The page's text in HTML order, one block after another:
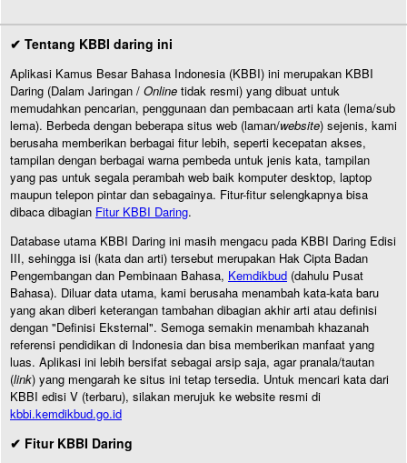
✔ Tentang KBBI daring ini
Aplikasi Kamus Besar Bahasa Indonesia (KBBI) ini merupakan KBBI
Daring (Dalam Jaringan / Online tidak resmi) yang dibuat untuk
memudahkan pencarian, penggunaan dan pembacaan arti kata (lema/sub
lema). Berbeda dengan beberapa situs web (laman/website) sejenis, kami
berusaha memberikan berbagai fitur lebih, seperti kecepatan akses,
tampilan dengan berbagai warna pembeda untuk jenis kata, tampilan
yang pas untuk segala perambah web baik komputer desktop, laptop
maupun telepon pintar dan sebagainya. Fitur-fitur selengkapnya bisa
dibaca dibagian Fitur KBBI Daring.
Database utama KBBI Daring ini masih mengacu pada KBBI Daring Edisi
III, sehingga isi (kata dan arti) tersebut merupakan Hak Cipta Badan
Pengembangan dan Pembinaan Bahasa, Kemdikbud (dahulu Pusat
Bahasa). Diluar data utama, kami berusaha menambah kata-kata baru
yang akan diberi keterangan tambahan dibagian akhir arti atau definisi
dengan "Definisi Eksternal". Semoga semakin menambah khazanah
referensi pendidikan di Indonesia dan bisa memberikan manfaat yang
luas. Aplikasi ini lebih bersifat sebagai arsip saja, agar pranala/tautan
(link) yang mengarah ke situs ini tetap tersedia. Untuk mencari kata dari
KBBI edisi V (terbaru), silakan merujuk ke website resmi di
kbbi.kemdikbud.go.id
✔ Fitur KBBI Daring